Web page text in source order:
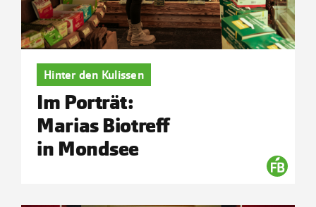
Hinter den Kulissen
Im Porträt:
Marias Biotreff
in Mondsee